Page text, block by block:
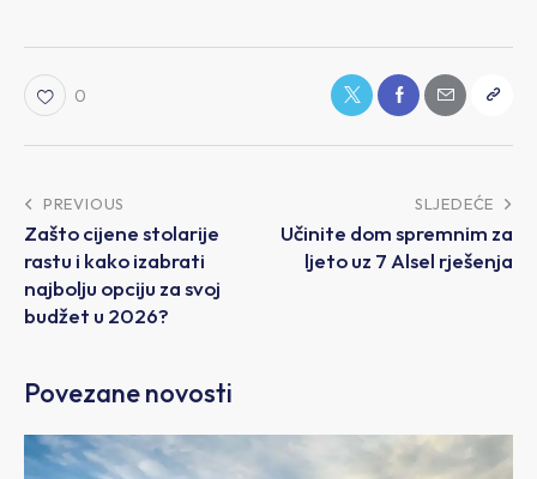
0
PREVIOUS
Zašto cijene stolarije
rastu i kako izabrati
najbolju opciju za svoj
budžet u 2026?
SLJEDEĆE
Učinite dom spremnim za
ljeto uz 7 Alsel rješenja
Povezane novosti